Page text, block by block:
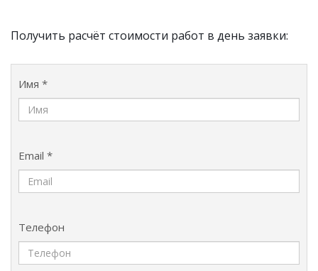
Получить расчёт стоимости работ в день заявки:
Имя *
Email *
Телефон